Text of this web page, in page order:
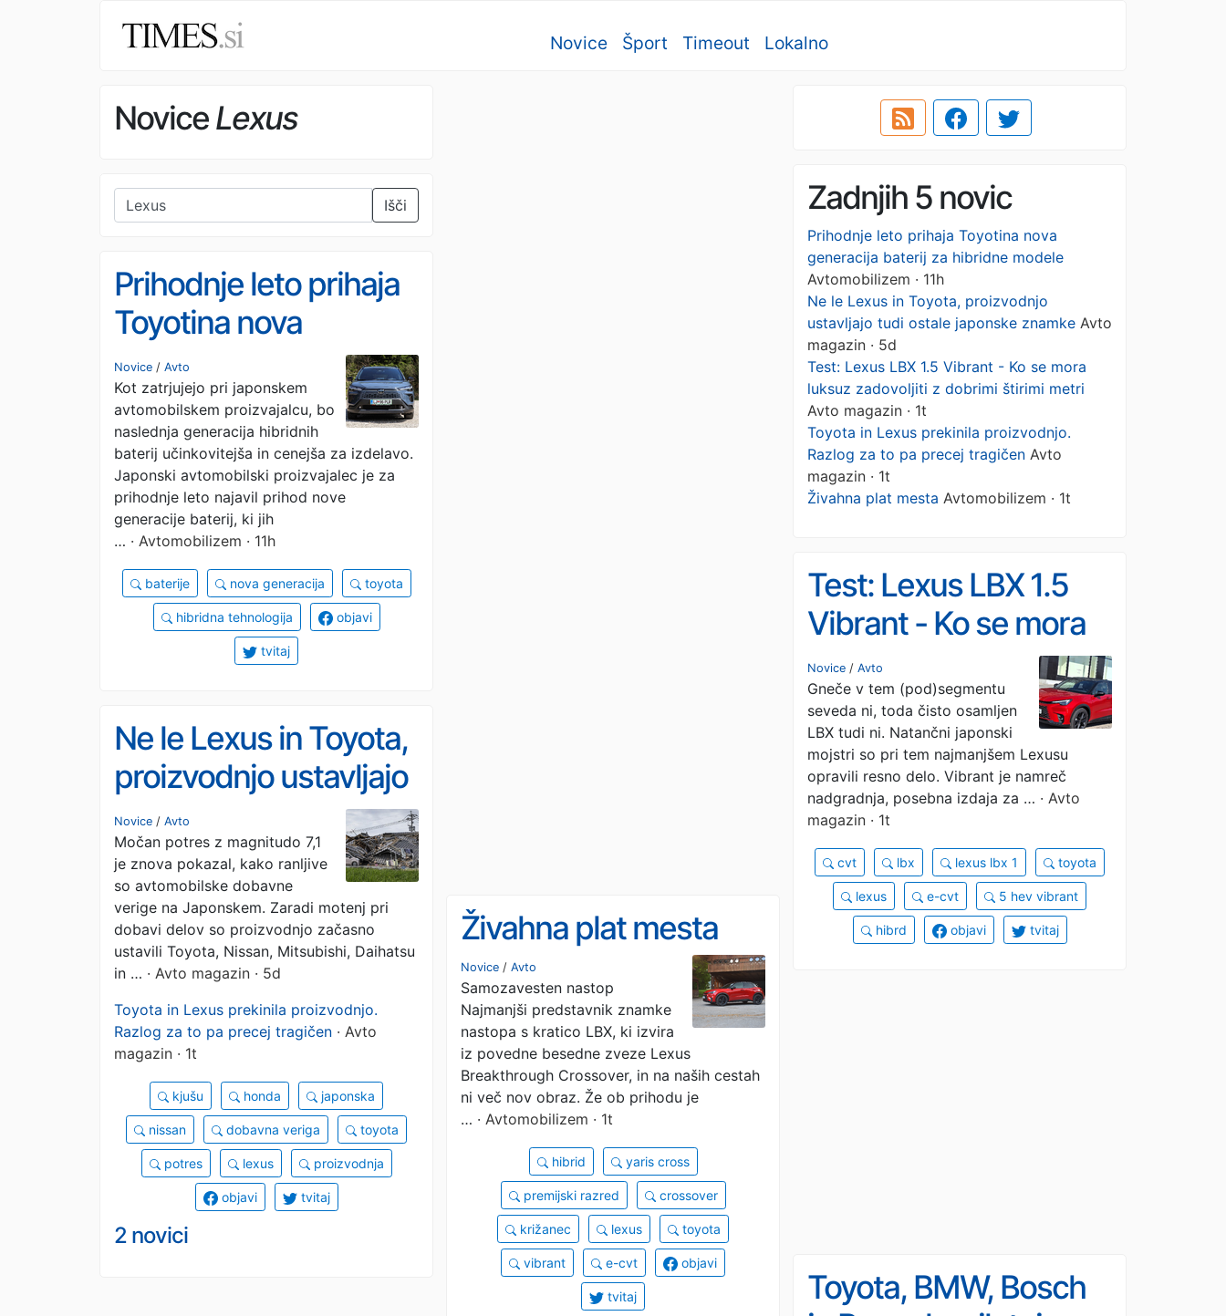
Novice Šport Timeout Lokalno
NoviceLexus
Išči Zadnjih 5 novic
Prihodnje leto prihaja Toyotina nova
generacija baterij za hibridne modele
Avtomobilizem · 11h
Ne le Lexus in Toyota, proizvodnjo
ustavljajo tudi ostale japonske znamke Avto
magazin · 5d
Test: Lexus LBX 1.5 Vibrant - Ko se mora
luksuz zadovoljiti z dobrimi štirimi metri
Avto magazin · 1t
Toyota in Lexus prekinila proizvodnjo.
Razlog za to pa precej tragičen Avto
magazin · 1t
Živahna plat mesta Avtomobilizem · 1t
Prihodnje leto prihaja
Toyotina nova
generacija baterij za
hibridne modele
Novice / Avto
Kot zatrjujejo pri japonskem
avtomobilskem proizvajalcu, bo
naslednja generacija hibridnih
baterij učinkovitejša in cenejša za izdelavo.
Japonski avtomobilski proizvajalec je za
prihodnje leto najavil prihod nove
generacije baterij, ki jih
… · Avtomobilizem · 11h
baterije nova generacija toyota
hibridna tehnologija objavi
tvitaj
Test: Lexus LBX 1.5
Vibrant - Ko se mora
luksuz zadovoljiti z
dobrimi štirimi metri
Novice / Avto
Gneče v tem (pod)segmentu
seveda ni, toda čisto osamljen
LBX tudi ni. Natančni japonski
mojstri so pri tem najmanjšem Lexusu
opravili resno delo. Vibrant je namreč
nadgradnja, posebna izdaja za … · Avto
magazin · 1t
cvt lbx lexus lbx 1 toyota
lexus e-cvt 5 hev vibrant
hibrd objavi tvitaj
Ne le Lexus in Toyota,
proizvodnjo ustavljajo
tudi ostale japonske
znamke
Novice / Avto
Močan potres z magnitudo 7,1
je znova pokazal, kako ranljive
so avtomobilske dobavne
verige na Japonskem. Zaradi motenj pri
dobavi delov so proizvodnjo začasno
ustavili Toyota, Nissan, Mitsubishi, Daihatsu
in … · Avto magazin · 5d
Toyota in Lexus prekinila proizvodnjo.
Razlog za to pa precej tragičen · Avto
magazin · 1t
kjušu honda japonska
nissan dobavna veriga toyota
potres lexus proizvodnja
objavi tvitaj
2 novici
Živahna plat mesta
Novice / Avto
Samozavesten nastop
Najmanjši predstavnik znamke
nastopa s kratico LBX, ki izvira
iz povedne besedne zveze Lexus
Breakthrough Crossover, in na naših cestah
ni več nov obraz. Že ob prihodu je
… · Avtomobilizem · 1t
hibrid yaris cross
premijski razred crossover
križanec lexus toyota
vibrant e-cvt objavi
tvitaj
Toyota, BMW, Bosch